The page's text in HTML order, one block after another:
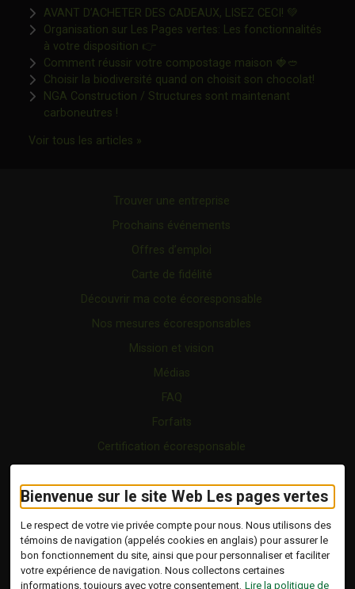
Bienvenue sur le site Web Les pages vertes
Le respect de votre vie privée compte pour nous. Nous utilisons des
témoins de navigation (appelés cookies en anglais) pour assurer le
bon fonctionnement du site, ainsi que pour personnaliser et faciliter
votre expérience de navigation. Nous collectons certaines
informations, toujours avec votre consentement. Lire la politique de
AVANT D’ACHETER DES CADEAUX, LISEZ CECI! 💚
Organisation sur Les Pages vertes: Les fonctionnalités
à votre disposition 👉Ce lien s'ouvrira dans une nouvelle
Comment réussir votre compostage maison 🍓🥙
Choisir la biodiversité quand on choisit son chocolat!Ce lien
NGA Construction / Structures sont maintenant
carboneutres !Ce lien s'ouvrira dans une nouvelle fenêtre"
Voir tous les articles »Ce lien s'ouvrira dans une nouvelle
Trouver une entreprise
Prochains événements
Offres d’emploi
Carte de fidélité
Découvrir ma cote écoresponsable
Nos mesures écoresponsables
Mission et vision
Médias
FAQ
Forfaits
Certification écoresponsable
Vidéo
Blogue
Copyright © 2026 Tous droits réservés.
Les Pages Vertes | Répertoire d'entreprises